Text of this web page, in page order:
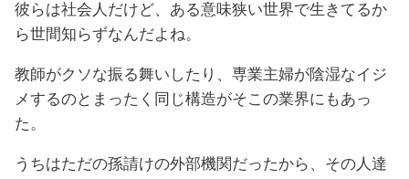
彼らは社会人だけど、ある意味狭い世界で生きてるか
ら世間知らずなんだよね。
教師がクソな振る舞いしたり、専業主婦が陰湿なイジ
メするのとまったく同じ構造がそこの業界にもあっ
た。
うちはただの孫請けの外部機関だったから、その人達